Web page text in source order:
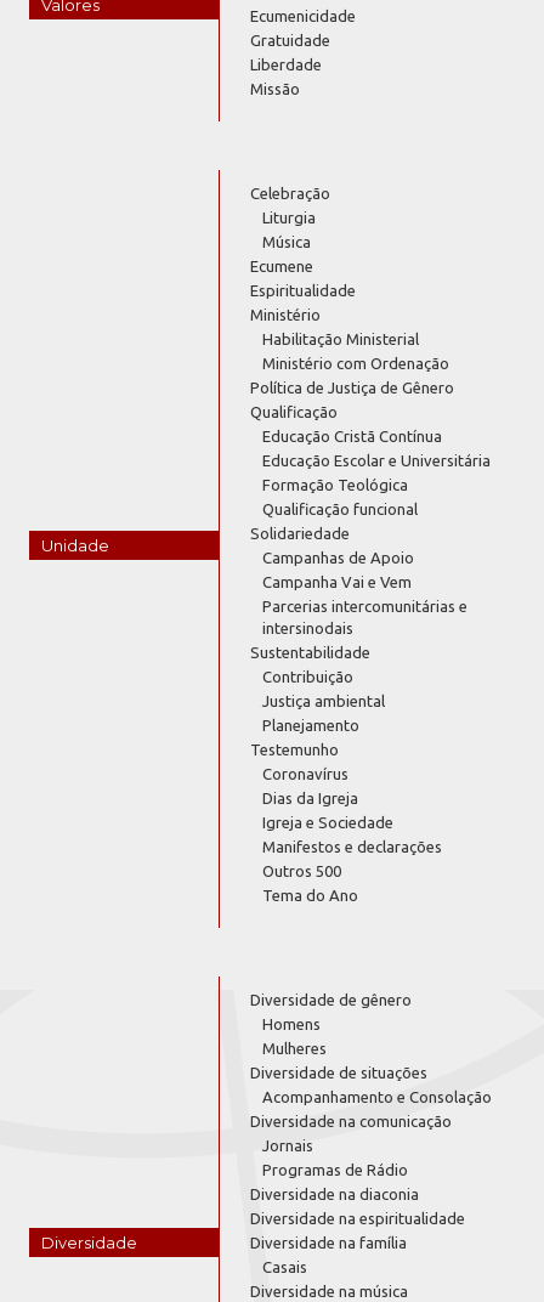
Valores
Ecumenicidade
Gratuidade
Liberdade
Missão
Unidade
Celebração
Liturgia
Música
Ecumene
Espiritualidade
Ministério
Habilitação Ministerial
Ministério com Ordenação
Política de Justiça de Gênero
Qualificação
Educação Cristã Contínua
Educação Escolar e Universitária
Formação Teológica
Qualificação funcional
Solidariedade
Campanhas de Apoio
Campanha Vai e Vem
Parcerias intercomunitárias e
intersinodais
Sustentabilidade
Contribuição
Justiça ambiental
Planejamento
Testemunho
Coronavírus
Dias da Igreja
Igreja e Sociedade
Manifestos e declarações
Outros 500
Tema do Ano
Diversidade
Diversidade de gênero
Homens
Mulheres
Diversidade de situações
Acompanhamento e Consolação
Diversidade na comunicação
Jornais
Programas de Rádio
Diversidade na diaconia
Diversidade na espiritualidade
Diversidade na família
Casais
Diversidade na música